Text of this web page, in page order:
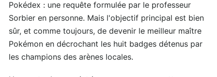
Pokédex : une requête formulée par le professeur
Sorbier en personne. Mais l'objectif principal est bien
sûr, et comme toujours, de devenir le meilleur maître
Pokémon en décrochant les huit badges détenus par
les champions des arènes locales.